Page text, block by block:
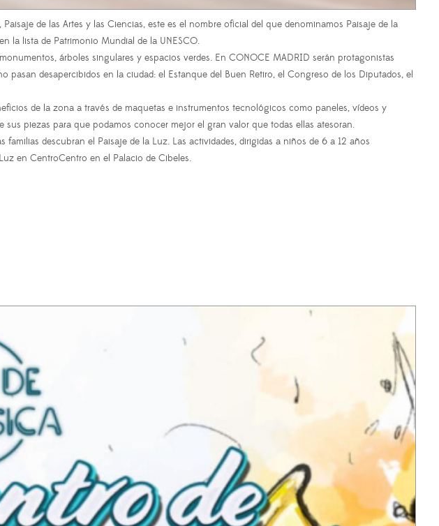
de las Artes y las Ciencias, este es el nombre oficial del que denominamos Paisaje de la
la lista de Patrimonio Mundial de la UNESCO.
árboles singulares y espacios verdes. En CONOCE MADRID serán protagonistas
desapercibidos en la ciudad: el Estanque del Buen Retiro, el Congreso de los Diputados, el
de la zona a través de maquetas e instrumentos tecnológicos como paneles, vídeos y
piezas para que podamos conocer mejor el gran valor que todas ellas atesoran.
descubran el Paisaje de la Luz. Las actividades, dirigidas a niños de 6 a 12 años
en CentroCentro en el Palacio de Cibeles.